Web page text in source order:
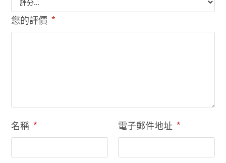
您的評價 *
名稱 * 電子郵件地址 *